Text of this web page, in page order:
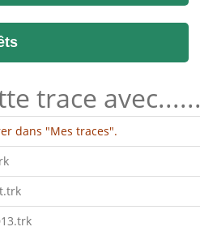
trace avec......
dans "Mes traces".